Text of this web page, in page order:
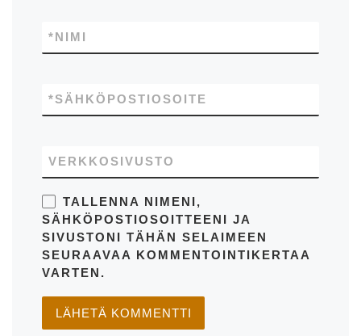
NIMI
*
SÄHKÖPOSTIOSOITE
*
VERKKOSIVUSTO
TALLENNA NIMENI,
SÄHKÖPOSTIOSOITTEENI JA
SIVUSTONI TÄHÄN SELAIMEEN
SEURAAVAA KOMMENTOINTIKERTAA
VARTEN.